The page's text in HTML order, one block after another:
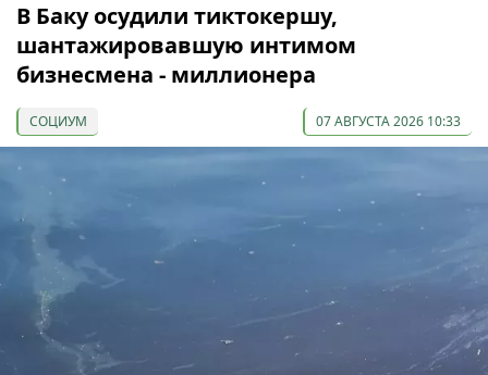
В Баку осудили тиктокершу,
шантажировавшую интимом
бизнесмена - миллионера
СОЦИУМ 07 АВГУСТА 2026 10:33